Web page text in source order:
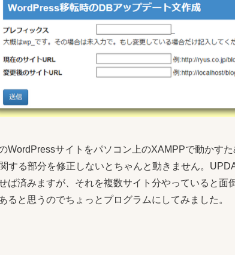
WordPressサイトをパソコン上のXAMPPで動かす
する部分を修正しないとちゃんと動きません。
ば済みますが、それを複数サイト分やっていると面
ると思うのでちょっとプログラムにしてみました。